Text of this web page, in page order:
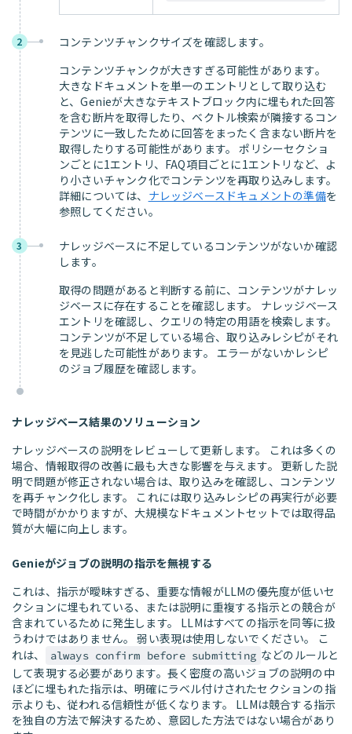
2
コンテンツチャンクサイズを確認します。
コンテンツチャンクが大きすぎる可能性があります。
大きなドキュメントを単一のエントリとして取り込む
と、Genieが大きなテキストブロック内に埋もれた回答
を含む断片を取得したり、ベクトル検索が隣接するコン
テンツに一致したために回答をまったく含まない断片を
取得したりする可能性があります。 ポリシーセクショ
ンごとに1エントリ、FAQ項目ごとに1エントリなど、よ
り小さいチャンク化でコンテンツを再取り込みします。
詳細については、 ナレッジベースドキュメントの準備を
参照してください。
3
ナレッジベースに不足しているコンテンツがないか確認
します。
取得の問題があると判断する前に、コンテンツがナレッ
ジベースに存在することを確認します。 ナレッジベース
エントリを確認し、クエリの特定の用語を検索します。
コンテンツが不足している場合、取り込みレシピがそれ
を見逃した可能性があります。 エラーがないかレシピ
のジョブ履歴を確認します。
ナレッジベース結果のソリューション
ナレッジベースの説明をレビューして更新します。 これは多くの
場合、情報取得の改善に最も大きな影響を与えます。 更新した説
明で問題が修正されない場合は、取り込みを確認し、コンテンツ
を再チャンク化します。 これには取り込みレシピの再実行が必要
で時間がかかりますが、大規模なドキュメントセットでは取得品
質が大幅に向上します。
Genieがジョブの説明の指示を無視する
これは、指示が曖昧すぎる、重要な情報がLLMの優先度が低いセ
クションに埋もれている、または説明に重複する指示との競合が
含まれているために発生します。 LLMはすべての指示を同等に扱
うわけではありません。 弱い表現は使用しないでください。 こ
れは、
always confirm before submitting などのルールと
して表現する必要があります。長く密度の高いジョブの説明の中
ほどに埋もれた指示は、明確にラベル付けされたセクションの指
示よりも、従われる信頼性が低くなります。 LLMは競合する指示
を独自の方法で解決するため、意図した方法ではない場合があり